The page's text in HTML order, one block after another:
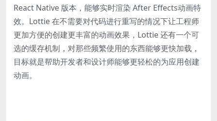
React Native 版本，能够实时渲染 After Effects动画特
效。Lottie 在不需要对代码进行重写的情况下让工程师
更加方便的创建更丰富的动画效果，Lottie 还有一个可
选的缓存机制，对那些频繁使用的东西能够更快加载，
目标就是帮助开发者和设计师能够更轻松的为应用创建
动画。